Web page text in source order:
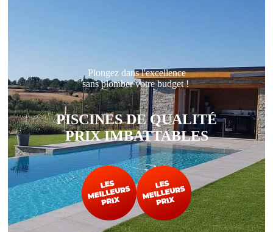
Plongez dans l'excellence
sans plomber votre budget !
PISCINES DE QUALITÉ
PRIX IMBATTABLES